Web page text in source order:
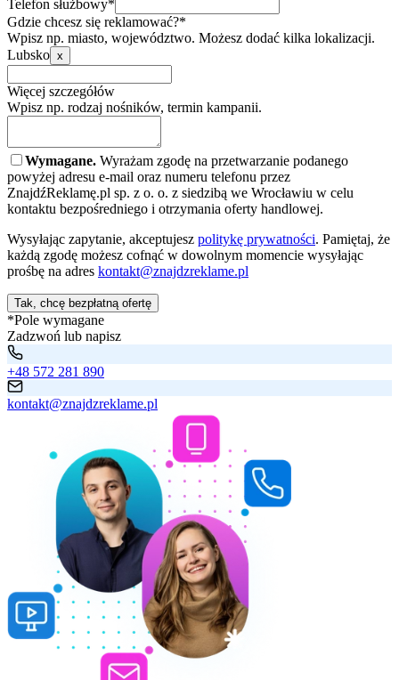
Telefon służbowy*
Gdzie chcesz się reklamować?*
Wpisz np. miasto, województwo. Możesz dodać kilka lokalizacji.
Lubsko x
Więcej szczegółów
Wpisz np. rodzaj nośników, termin kampanii.
Wymagane. Wyrażam zgodę na przetwarzanie podanego
powyżej adresu e-mail oraz numeru telefonu przez
ZnajdźReklamę.pl sp. z o. o. z siedzibą we Wrocławiu w celu
kontaktu bezpośredniego i otrzymania oferty handlowej.
Wysyłając zapytanie, akceptujesz politykę prywatności. Pamiętaj, że
każdą zgodę możesz cofnąć w dowolnym momencie wysyłając
prośbę na adres kontakt@znajdzreklame.pl
Tak, chcę bezpłatną ofertę
*Pole wymagane
Zadzwoń lub napisz
+48 572 281 890
kontakt@znajdzreklame.pl